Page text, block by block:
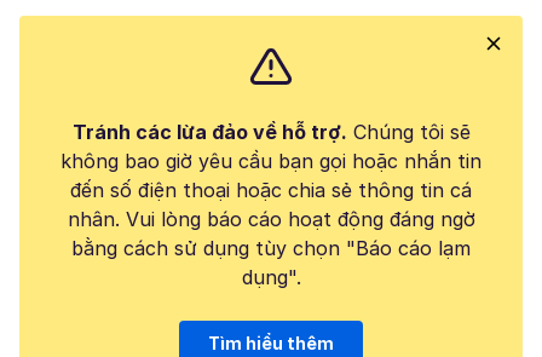
Tránh các lừa đảo về hỗ trợ. Chúng tôi sẽ
không bao giờ yêu cầu bạn gọi hoặc nhắn tin
đến số điện thoại hoặc chia sẻ thông tin cá
nhân. Vui lòng báo cáo hoạt động đáng ngờ
bằng cách sử dụng tùy chọn "Báo cáo lạm
dụng".
Tìm hiểu thêm